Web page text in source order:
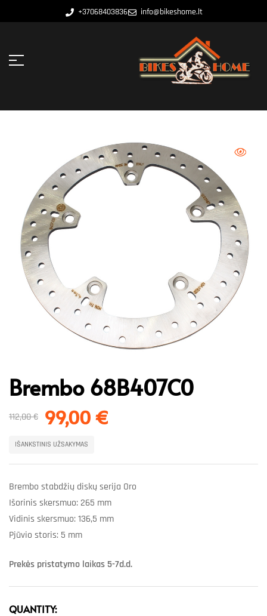
+37068403836 info@bikeshome.lt
Brembo 68B407C0
112,00€ 99,00€
IŠANKSTINIS UŽSAKYMAS
Brembo stabdžių diskų serija Oro
Išorinis skersmuo: 265 mm
Vidinis skersmuo: 136,5 mm
Pjūvio storis: 5 mm
Prekės pristatymo laikas 5-7d.d.
QUANTITY: